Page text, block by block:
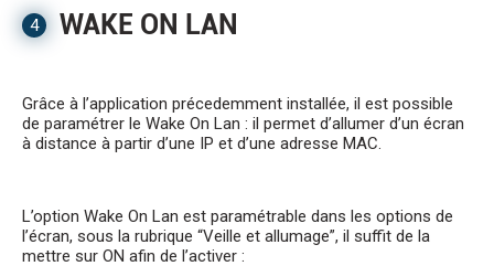
4 WAKE ON LAN
Grâce à l’application précedemment installée, il est possible
de paramétrer le Wake On Lan : il permet d’allumer d’un écran
à distance à partir d’une IP et d’une adresse MAC.
L’option Wake On Lan est paramétrable dans les options de
l’écran, sous la rubrique “Veille et allumage”, il suffit de la
mettre sur ON afin de l’activer :